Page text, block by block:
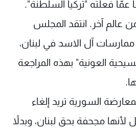
عمّا فعلته "تركيا السلطنة".
عالم آخر. انتقد المجلس
آل الاسد في لبنان،
العونية" بهذه المراجعة
السورية تريد إلغاء
لأنها مجحفة بحق لبنان، وبدلاً